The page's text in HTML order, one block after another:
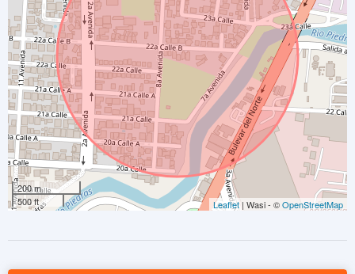
200 m
500 ft
Leaflet | Wasi - ©OpenStreetMap